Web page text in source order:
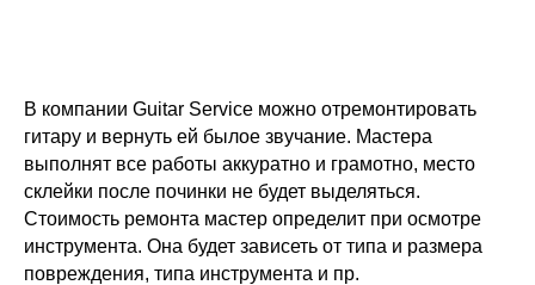
В компании Guitar Service можно отремонтировать
гитару и вернуть ей былое звучание. Мастера
выполнят все работы аккуратно и грамотно, место
склейки после починки не будет выделяться.
Стоимость ремонта мастер определит при осмотре
инструмента. Она будет зависеть от типа и размера
повреждения, типа инструмента и пр.